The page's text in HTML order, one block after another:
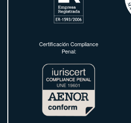
Certificación Compliance
Penal: